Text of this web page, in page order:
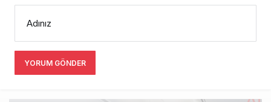
Adınız
YORUM GÖNDER